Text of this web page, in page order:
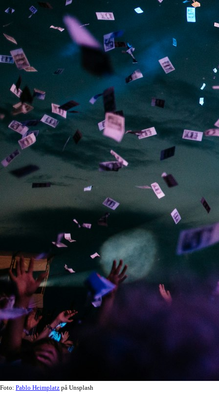
Foto: Pablo Heimplatz på Unsplash